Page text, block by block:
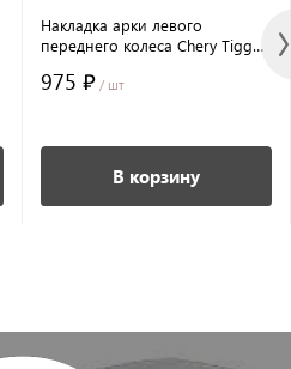
Накладка арки левого
переднего колеса Chery Tiggo
975 ₽ / шт
В корзину